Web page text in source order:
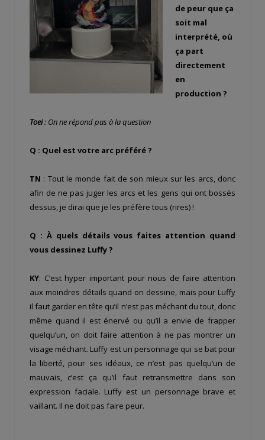
de peur que ça
soit mal
interprété, où
ça part
directement
en
production ?
Toei: On ne répond pas à la question
Q : Quel est votre arc préféré ?
TN : Tout le monde fait de son mieux sur les arcs, donc
afin de ne pas juger les arcs et les gens qui ont bossés
dessus, je dirai que je les préfère tous (rires) !
Q : À quels détails vous faites attention quand
vous dessinez Luffy ?
KY: C’est hyper important pour nous de faire attention
aux moindres détails quand on dessine, mais pour Luffy
il faut garder en tête qu’il n’est pas méchant du tout, donc
même quand il est énervé ou qu’il a envie de frapper
quelqu’un, on doit faire attention à ne pas montrer un
visage méchant. Luffy est un personnage qui se bat pour
la liberté, pour ses idéaux, ce n’est pas quelqu’un de
mauvais, c’est ça qu’il faut retransmettre dans son
expression faciale. Luffy est un personnage brave et
vaillant. Il ne doit pas faire peur.